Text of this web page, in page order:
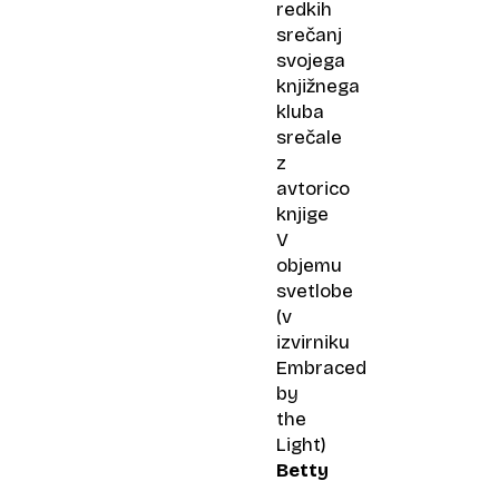
redkih
srečanj
svojega
knjižnega
kluba
srečale
z
avtorico
knjige
V
objemu
svetlobe
(v
izvirniku
Embraced
by
the
Light)
Betty